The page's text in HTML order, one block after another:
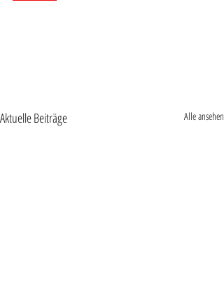
Aktuelle Beiträge Alle ansehen